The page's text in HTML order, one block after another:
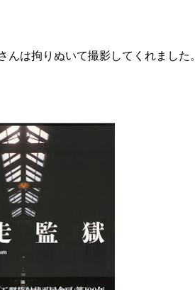
は拘りぬいて撮影してくれました。